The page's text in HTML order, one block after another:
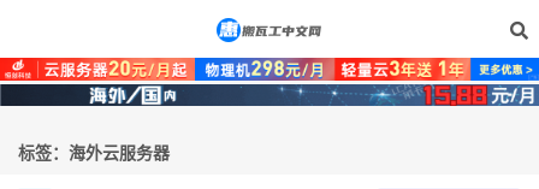
标签：海外云服务器